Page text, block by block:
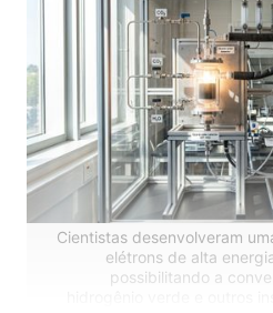
Cientistas desenvolveram
elétrons de alta
possibilitando a